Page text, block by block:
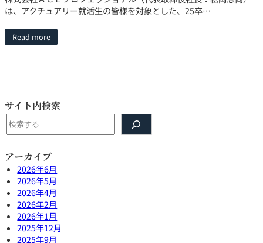
は、アクチュアリー就活生の皆様を対象とした、25卒…
Read more
サイト内検索
検
索
アーカイブ
2026年6月
2026年5月
2026年4月
2026年2月
2026年1月
2025年12月
2025年9月